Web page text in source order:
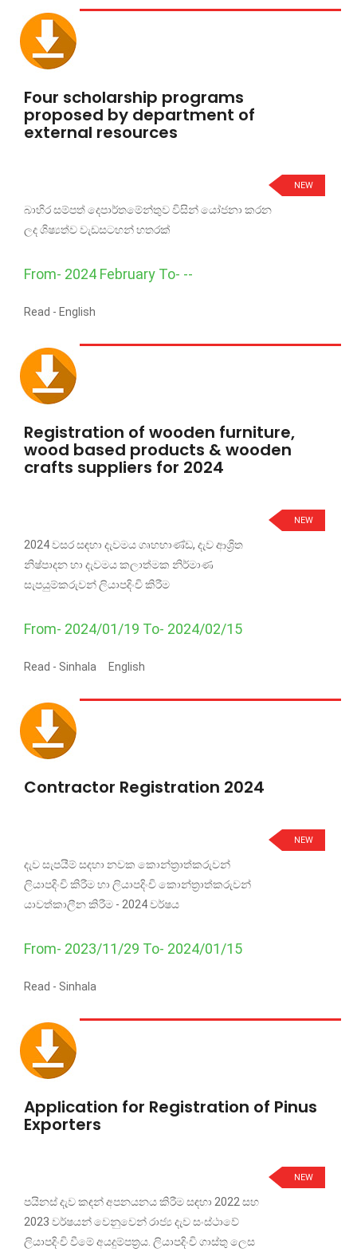
Four scholarship programs
proposed by department of
external resources
NEW
බාහිර සම්පත් දෙපාර්තමේන්තුව විසින් යෝජනා කරන
ලද ශිෂ්‍යත්ව වැඩසටහන් හතරක්
From- 2024 February To- --
Read - English
Registration of wooden furniture,
wood based products & wooden
crafts suppliers for 2024
NEW
2024 වසර සඳහා දැවමය ගෘහභාණ්ඩ, දැව ආශ්‍රිත
නිෂ්පාදන හා දැවමය කලාත්මක නිර්මාණ
සැපයුම්කරුවන් ලියාපදිංචි කිරීම
From- 2024/01/19 To- 2024/02/15
Read - Sinhala English
Contractor Registration 2024
NEW
දැව සැපයීම් සදහා නවක කොන්ත්‍රාත්කරුවන්
ලියාපදිංචි කිරීම හා ලියාපදිංචි කොන්ත්‍රාත්කරුවන්
යාවත්කාලීන කිරීම - 2024 වර්ෂය
From- 2023/11/29 To- 2024/01/15
Read - Sinhala
Application for Registration of Pinus
Exporters
NEW
පයිනස් දැව කඳන් අපනයනය කිරීම සඳහා 2022 සහ
2023 වර්ෂයන් වෙනුවෙන් රාජ්‍ය දැව සංස්ථාවේ
ලියාපදිංචි වීමේ අයදුම්පත්‍රය. ලියාපදිංචි ගාස්තු ලෙස